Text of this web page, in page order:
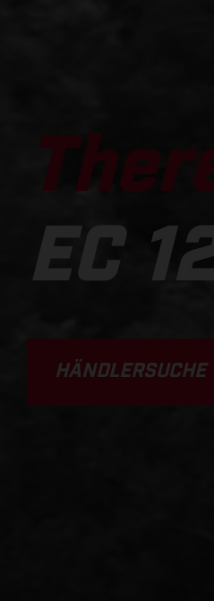
EC
HÄNDLERSUCHE